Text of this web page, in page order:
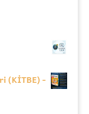
(KİTBE) -